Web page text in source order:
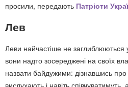
просили, передають Патріоти
Лев
Леви найчастіше не
вони надто зосереджені на своїх
назвати байдужими: дізнавшись
вислухають і навіть